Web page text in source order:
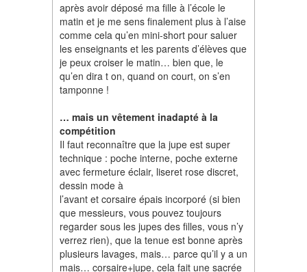
après avoir déposé ma fille à l’école le
matin et je me sens finalement plus à l’aise
comme cela qu’en mini-short pour saluer
les enseignants et les parents d’élèves que
je peux croiser le matin… bien que, le
qu’en dira t on, quand on court, on s’en
tamponne !
… mais un vêtement inadapté à la
compétition
Il faut reconnaître que la jupe est super
technique : poche interne, poche externe
avec fermeture éclair, liseret rose discret,
dessin mode à
l’avant et corsaire épais incorporé (si bien
que messieurs, vous pouvez toujours
regarder sous les jupes des filles, vous n’y
verrez rien), que la tenue est bonne après
plusieurs lavages, mais… parce qu’il y a un
mais… corsaire+jupe, cela fait une sacrée